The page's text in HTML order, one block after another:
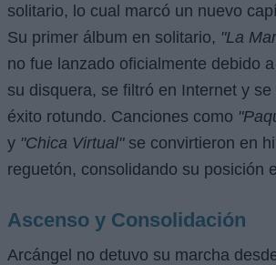
solitario, lo cual marcó un nuevo
Su primer álbum en solitario, "La
no fue lanzado oficialmente debido
su disquera, se filtró en Internet y
éxito rotundo. Canciones como
y "Chica Virtual"se convirtieron en
reguetón, consolidando su posición
Ascenso y Consolidación
Arcángel no detuvo su marcha